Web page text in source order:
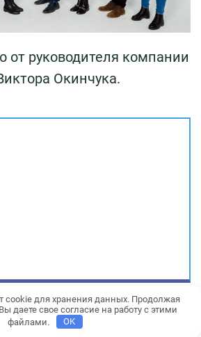
от руководителя компании
Окинчука.
получения
Румынии
cookie для хранения данных. Продолжая
даете свое согласие на работу с этими
файлами.
OK